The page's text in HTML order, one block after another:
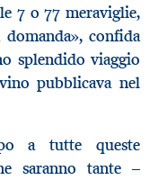
7 o 77 meraviglie,
confida
splendido viaggio
pubblicava nel
a tutte queste
saranno tante –